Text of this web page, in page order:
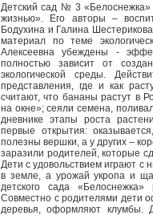
Детский сад № 3
жизнью». Его авторы –
Бодухина и Галина
материал по теме
Алексеевна убеждены -
полностью зависит от
экологической среды.
представления, где и как
считают, что бананы растут в
на окне»; сеяли семена,
дневнике этапы роста
первые открытия:
полезны вершки, а у других –
заразили родителей, которые
Дети с удовольствием играют с
в земле, а урожай укропа и
детского сада
Совместно с родителями дети
деревья, оформляют клумбы.